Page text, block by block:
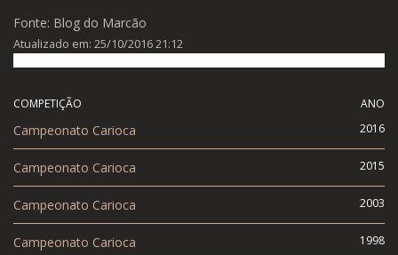
Fonte: Blog do Marcão
Atualizado em: 25/10/2016 21:12
COMPETIÇÃO ANO
Campeonato Carioca 2016
Campeonato Carioca 2015
Campeonato Carioca 2003
Campeonato Carioca 1998